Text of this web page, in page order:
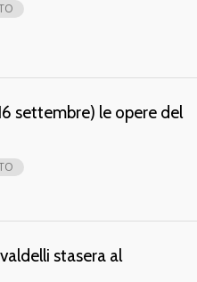
settembre) le opere del
stasera al